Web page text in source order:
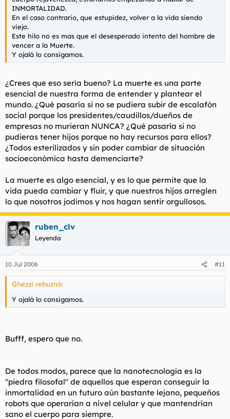
INMORTALIDAD.
En el caso contrario, que estupidez, volver a la vida siendo
viejo.
Este hilo no es mas que el desesperado intento del hombre de
vencer a la Muerte.
Y ojalá lo consigamos.
¿Crees que eso sería bueno? La muerte es una parte
esencial de nuestra forma de entender y plantear el
mundo. ¿Qué pasaría si no se pudiera subir de escalafón
social porque los presidentes/caudillos/dueños de
empresas no murieran NUNCA? ¿Qué pasaría si no
pudieras tener hijos porque no hay recursos para ellos?
¿Todos esterilizados y sin poder cambiar de situación
socioeconómica hasta demenciarte?
La muerte es algo esencial, y es lo que permite que la
vida pueda cambiar y fluir, y que nuestros hijos arreglen
lo que nosotros jodimos y nos hagan sentir orgullosos.
ruben_clv
Leyenda
10 Jul 2006 #11
Ghezzi rebuznó:
Y ojalá lo consigamos.
Bufff, espero que no.
De todos modos, parece que la nanotecnología es la
"piedra filosofal" de aquellos que esperan conseguir la
inmortalidad en un futuro aún bastante lejano, pequeños
robots que operarían a nivel celular y que mantendrían
sano el cuerpo para siempre.